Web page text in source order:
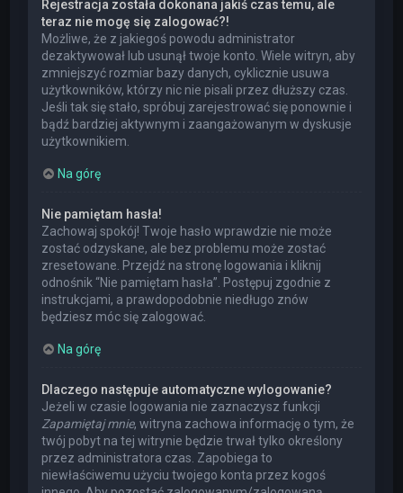
Rejestracja została dokonana jakiś czas temu, ale
teraz nie mogę się zalogować?!
Możliwe, że z jakiegoś powodu administrator
dezaktywował lub usunął twoje konto. Wiele witryn, aby
zmniejszyć rozmiar bazy danych, cyklicznie usuwa
użytkowników, którzy nic nie pisali przez dłuższy czas.
Jeśli tak się stało, spróbuj zarejestrować się ponownie i
bądź bardziej aktywnym i zaangażowanym w dyskusje
użytkownikiem.
Na górę
Nie pamiętam hasła!
Zachowaj spokój! Twoje hasło wprawdzie nie może
zostać odzyskane, ale bez problemu może zostać
zresetowane. Przejdź na stronę logowania i kliknij
odnośnik “Nie pamiętam hasła”. Postępuj zgodnie z
instrukcjami, a prawdopodobnie niedługo znów
będziesz móc się zalogować.
Na górę
Dlaczego następuje automatyczne wylogowanie?
Jeżeli w czasie logowania nie zaznaczysz funkcji
Zapamiętaj mnie, witryna zachowa informację o tym, że
twój pobyt na tej witrynie będzie trwał tylko określony
przez administratora czas. Zapobiega to
niewłaściwemu użyciu twojego konta przez kogoś